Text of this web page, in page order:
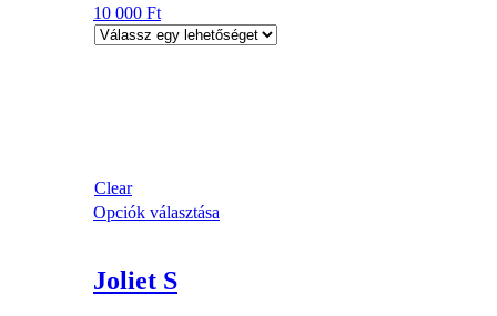
10 000 Ft
Clear
Opciók választása
Joliet S